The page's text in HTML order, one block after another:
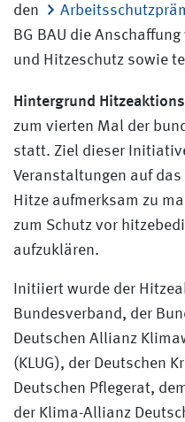
den
BG BAU die
und Hitzeschutz sowie
Hintergrund
zum vierten Mal der
statt. Ziel dieser
Veranstaltungen auf
Hitze aufmerksam zu
zum Schutz vor
aufzuklären.
Initiiert wurde der
Bundesverband, der
Deutschen Allianz
(KLUG), der Deutschen
Deutschen Pflegerat,
der Klima-Allianz